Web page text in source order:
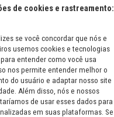
Odila Chaves Rodrigues,
RM - Condomínio
- Jundiaí - São Paulo
087 | CNPJ:
0018-08
de cookies e rastreamento:
se você concordar que nós e
usemos cookies e tecnologias
entender como você usa
nos permite entender melhor o
do usuário e adaptar nosso site
Além disso, nós e nossos
de usar esses dados para
em suas plataformas. Se